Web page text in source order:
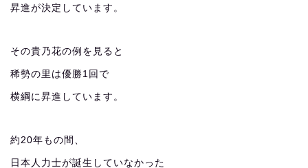
昇進が決定しています。
その貴乃花の例を見ると
稀勢の里は優勝1回で
横綱に昇進しています。
約20年もの間、
日本人力士が誕生していなかった